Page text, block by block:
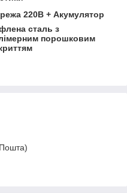
220В + Акумулятор
сталь з
порошковим